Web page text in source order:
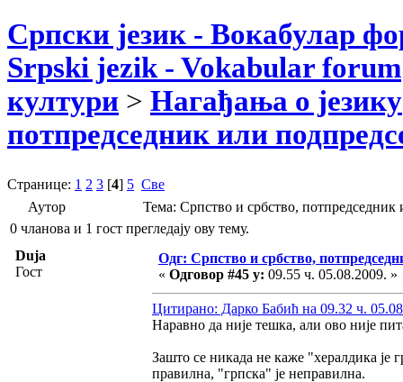
Српски језик - Вокабулар
Srpski jezik - Vokabular forum
култури > Нагађања о језику
потпредседник или
Странице: 1 2 3 [4] 5 Све
Аутор
Тема: Српство и србство,
0 чланова и 1 гост прегледају ову тему.
Duja
Гост
Одг: Српство и србство,
« Одговор #45 у: 09.55 ч. 05.08.2009. »
Цитирано: Дарко Бабић на 09.32 ч.
Наравно да није тешка, али ово није
Зашто се никада не каже "хералдика је
правилна, "грпска" је неправилна.